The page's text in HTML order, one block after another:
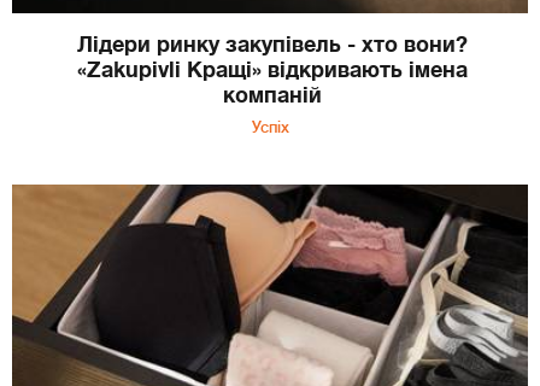
Лідери ринку закупівель - хто вони?
«Zakupivli Кращі» відкривають імена
компаній
Успіх